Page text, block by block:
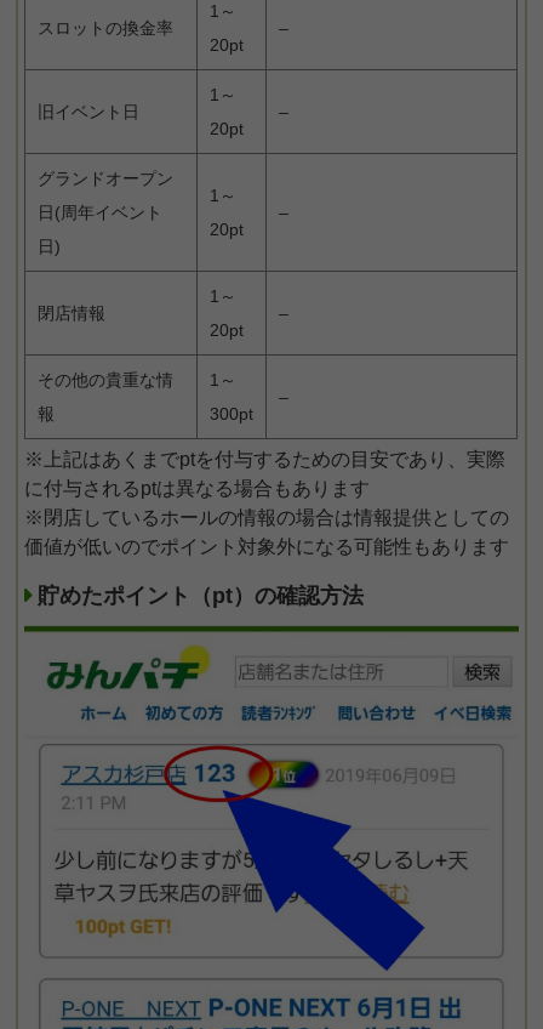
スロットの換金率
1～
20pt
–
旧イベント日
1～
20pt
–
グランドオープン
日(周年イベント
日)
1～
20pt
–
閉店情報
1～
20pt
–
その他の貴重な情
報
1～
300pt
–
※上記はあくまでptを付与するための目安であり、実際
に付与されるptは異なる場合もあります
※閉店しているホールの情報の場合は情報提供としての
価値が低いのでポイント対象外になる可能性もあります
貯めたポイント（pt）の確認方法